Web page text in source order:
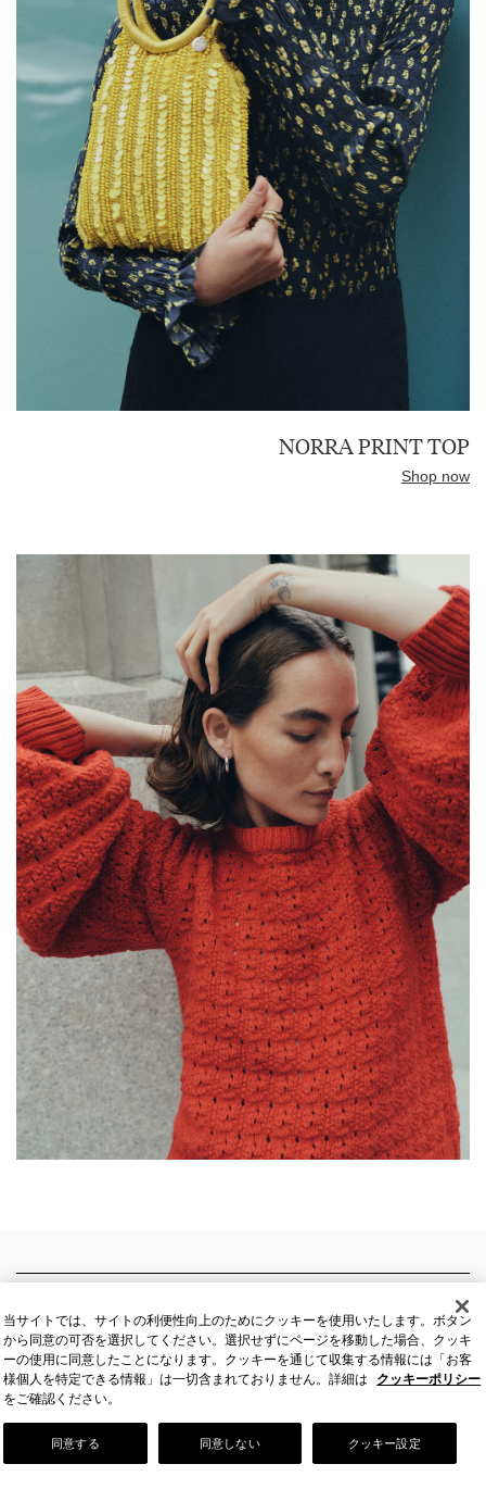
NORRA PRINT TOP
Shop now
ドレス
トップス
ジャケット
当サイトでは、サイトの利便性向上のためにクッキーを使用いたします。ボタン
から同意の可否を選択してください。選択せずにページを移動した場合、クッキ
ーの使用に同意したことになります。クッキーを通じて収集する情報には「お客
様個人を特定できる情報」は一切含まれておりません。詳細は
クッキーポリシー
をご確認ください。
クッキー設定
同意しない
同意する